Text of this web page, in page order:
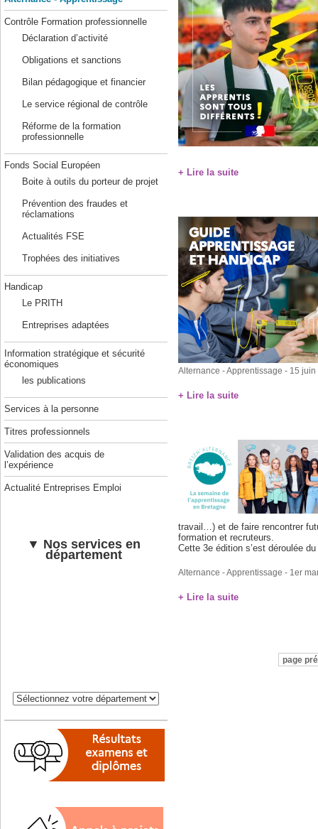
Contrôle Formation professionnelle
Déclaration d’activité
Obligations et sanctions
Bilan pédagogique et financier
Le service régional de contrôle
Réforme de la formation
professionnelle
Fonds Social Européen
Boite à outils du porteur de projet
Prévention des fraudes et
réclamations
Actualités FSE
Trophées des initiatives
Handicap
Le PRITH
Entreprises adaptées
Information stratégique et sécurité
économiques
les publications
Services à la personne
Titres professionnels
Validation des acquis de
l’expérience
Actualité Entreprises Emploi
▼ Nos services en
département
+ Lire la suite
Alternance - Apprentissage - 15 juin
+ Lire la suite
travail…) et de faire rencontrer
formation et recruteurs.
Cette 3e édition s’est déroulée
Alternance - Apprentissage - 1er
+ Lire la suite
page